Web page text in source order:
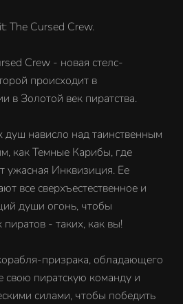
The Cursed Crew.
Crew - новая стелс-
происходит в
в Золотой век пиратства.
нависло над таинственным
как Темные Карибы, где
ужасная Инквизиция. Ее
все сверхъестественное и
души огонь, чтобы
- таких, как вы!
призрака, обладающего
пиратскую команду и
силами, чтобы победить